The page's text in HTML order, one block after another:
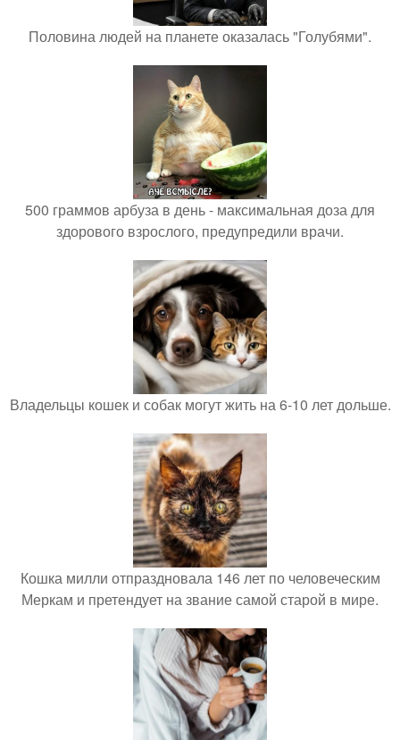
Половина людей на планете оказалась "Голубями".
500 граммов арбуза в день - максимальная доза для
здорового взрослого, предупредили врачи.
Владельцы кошек и собак могут жить на 6-10 лет дольше.
Кошка милли отпраздновала 146 лет по человеческим
Меркам и претендует на звание самой старой в мире.